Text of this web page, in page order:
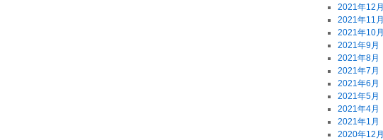
2021年12月
2021年11月
2021年10月
2021年9月
2021年8月
2021年7月
2021年6月
2021年5月
2021年4月
2021年1月
2020年12月